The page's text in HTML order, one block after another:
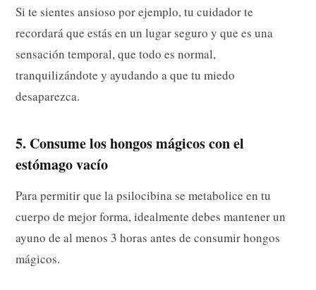
Si te sientes ansioso por ejemplo, tu cuidador te
recordará que estás en un lugar seguro y que es una
sensación temporal, que todo es normal,
tranquilizándote y ayudando a que tu miedo
desaparezca.
5. Consume los hongos mágicos con el
estómago vacío
Para permitir que la psilocibina se metabolice en tu
cuerpo de mejor forma, idealmente debes mantener un
ayuno de al menos 3 horas antes de consumir hongos
mágicos.